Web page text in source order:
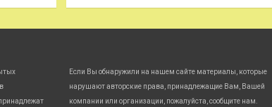
Если Вы обнаружили на нашем сайте материалы, которые
нарушают авторские права, принадлежащие Вам, Вашей
компании или организации, пожалуйста, сообщите нам.